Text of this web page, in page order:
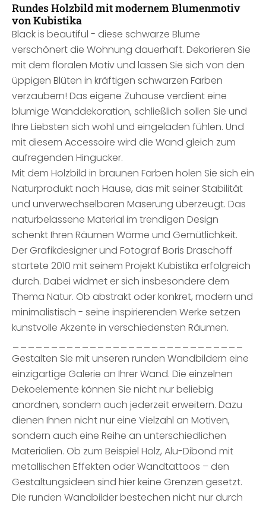
Rundes Holzbild mit modernem Blumenmotiv
von Kubistika
Black is beautiful - diese schwarze Blume
verschönert die Wohnung dauerhaft. Dekorieren Sie
mit dem floralen Motiv und lassen Sie sich von den
üppigen Blüten in kräftigen schwarzen Farben
verzaubern! Das eigene Zuhause verdient eine
blumige Wanddekoration, schließlich sollen Sie und
Ihre Liebsten sich wohl und eingeladen fühlen. Und
mit diesem Accessoire wird die Wand gleich zum
aufregenden Hingucker.
Mit dem Holzbild in braunen Farben holen Sie sich ein
Naturprodukt nach Hause, das mit seiner Stabilität
und unverwechselbaren Maserung überzeugt. Das
naturbelassene Material im trendigen Design
schenkt Ihren Räumen Wärme und Gemütlichkeit.
Der Grafikdesigner und Fotograf Boris Draschoff
startete 2010 mit seinem Projekt Kubistika erfolgreich
durch. Dabei widmet er sich insbesondere dem
Thema Natur. Ob abstrakt oder konkret, modern und
minimalistisch - seine inspirierenden Werke setzen
kunstvolle Akzente in verschiedensten Räumen.
Gestalten Sie mit unseren runden Wandbildern eine
einzigartige Galerie an Ihrer Wand. Die einzelnen
Dekoelemente können Sie nicht nur beliebig
anordnen, sondern auch jederzeit erweitern. Dazu
dienen Ihnen nicht nur eine Vielzahl an Motiven,
sondern auch eine Reihe an unterschiedlichen
Materialien. Ob zum Beispiel Holz, Alu-Dibond mit
metallischen Effekten oder Wandtattoos – den
Gestaltungsideen sind hier keine Grenzen gesetzt.
Die runden Wandbilder bestechen nicht nur durch